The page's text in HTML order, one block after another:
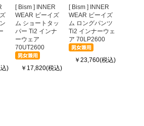
)
[ Bism ] INNER
WEAR ビーイズ
ム ショートタッ
パー Ti2 インナ
ーウェア
70UT2600
￥17,820(税込)
[ Bism ] INNER
WEAR ビーイズ
ム ロングパンツ
Ti2 インナーウェ
ア 70LP2600
￥23,760(税込)